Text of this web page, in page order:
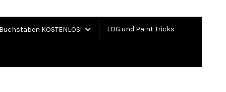
KOSTENLOS! LOG und Paint Tricks